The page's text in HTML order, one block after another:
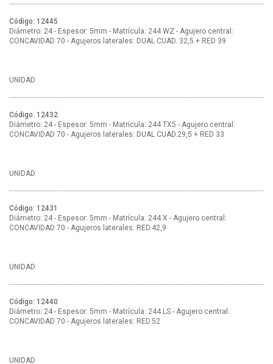
Código: 12445
Diámetro: 24 - Espesor: 5mm - Matrícula: 244 WZ - Agujero central:
CONCAVIDAD 70 - Agujeros laterales: DUAL CUAD. 32,5 + RED 39
UNIDAD
Código: 12432
Diámetro: 24 - Espesor: 5mm - Matrícula: 244 TX5 - Agujero central:
CONCAVIDAD 70 - Agujeros laterales: DUAL CUAD.29,5 + RED 33
UNIDAD
Código: 12431
Diámetro: 24 - Espesor: 5mm - Matrícula: 244 X - Agujero central:
CONCAVIDAD 70 - Agujeros laterales: RED.42,9
UNIDAD
Código: 12440
Diámetro: 24 - Espesor: 5mm - Matrícula: 244 LS - Agujero central:
CONCAVIDAD 70 - Agujeros laterales: RED.52
UNIDAD